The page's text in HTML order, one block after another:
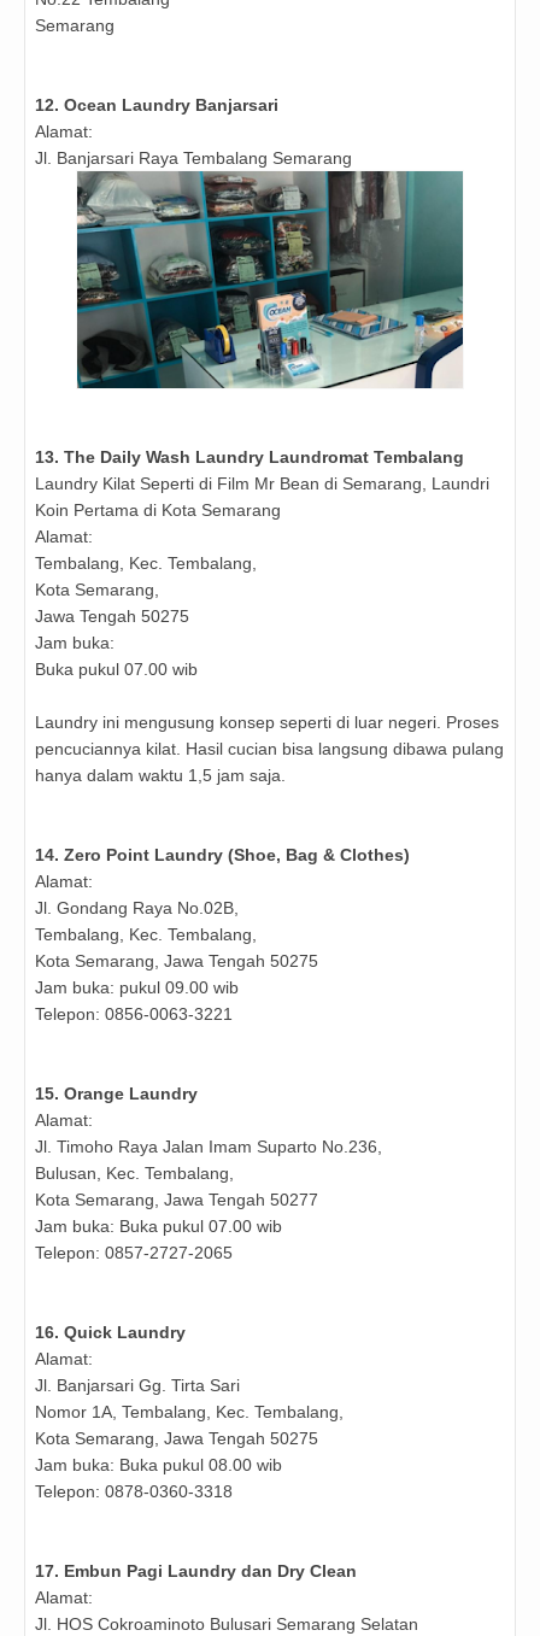
Semarang
12. Ocean Laundry Banjarsari
Alamat:
Jl. Banjarsari Raya Tembalang Semarang
13. The Daily Wash Laundry Laundromat Tembalang
Laundry Kilat Seperti di Film Mr Bean di Semarang, Laundri
Koin Pertama di Kota Semarang
Alamat:
Tembalang, Kec. Tembalang,
Kota Semarang,
Jawa Tengah 50275
Jam buka:
Buka pukul 07.00 wib
Laundry ini mengusung konsep seperti di luar negeri. Proses
pencuciannya kilat. Hasil cucian bisa langsung dibawa pulang
hanya dalam waktu 1,5 jam saja.
14. Zero Point Laundry (Shoe, Bag & Clothes)
Alamat:
Jl. Gondang Raya No.02B,
Tembalang, Kec. Tembalang,
Kota Semarang, Jawa Tengah 50275
Jam buka: pukul 09.00 wib
Telepon: 0856-0063-3221
15. Orange Laundry
Alamat:
Jl. Timoho Raya Jalan Imam Suparto No.236,
Bulusan, Kec. Tembalang,
Kota Semarang, Jawa Tengah 50277
Jam buka: Buka pukul 07.00 wib
Telepon: 0857-2727-2065
16. Quick Laundry
Alamat:
Jl. Banjarsari Gg. Tirta Sari
Nomor 1A, Tembalang, Kec. Tembalang,
Kota Semarang, Jawa Tengah 50275
Jam buka: Buka pukul 08.00 wib
Telepon: 0878-0360-3318
17. Embun Pagi Laundry dan Dry Clean
Alamat:
Jl. HOS Cokroaminoto Bulusari Semarang Selatan